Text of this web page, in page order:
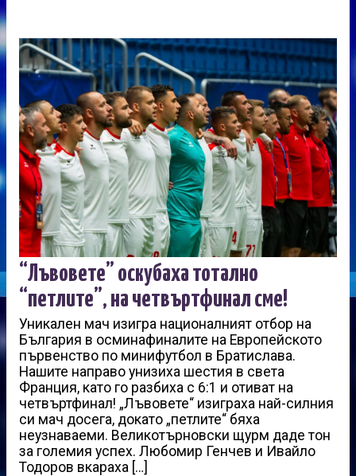
“Лъвовете” оскубаха тотално
“петлите”, на четвъртфинал сме!
Уникален мач изигра националният отбор на
България в осминафиналите на Европейското
първенство по минифутбол в Братислава.
Нашите направо унизиха шестия в света
Франция, като го разбиха с 6:1 и отиват на
четвъртфинал! „Лъвовете“ изиграха най-силния
си мач досега, докато „петлите“ бяха
неузнаваеми. Великотърновски щурм даде тон
за големия успех. Любомир Генчев и Ивайло
Тодоров вкараха […]